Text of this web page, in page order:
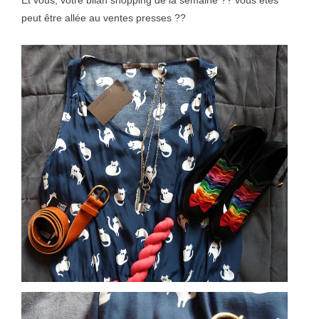
peut être allée au ventes presses ??